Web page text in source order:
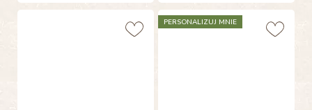
PERSONALIZUJ MNIE